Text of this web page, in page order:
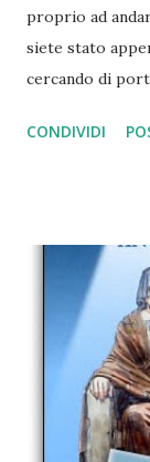
proprio ad
siete stato
cercando di
molti alti e
purtroppo a
amore più o
di starvi vicino,
procede nella
con il vostro
BILANCIA:
la sera
CONDIVIDI